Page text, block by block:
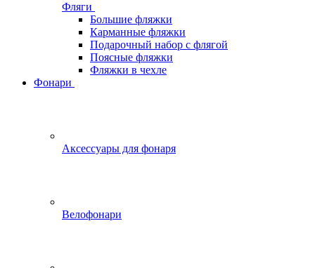
Фляги
Большие фляжки
Карманные фляжки
Подарочный набор с флягой
Поясные фляжки
Фляжки в чехле
Фонари
Аксессуары для фонаря
Велофонари